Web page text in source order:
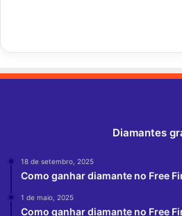
Diamantes
18 de setembro, 2025
Como ganhar diamante no Free
1 de maio, 2025
Como ganhar diamante no Free